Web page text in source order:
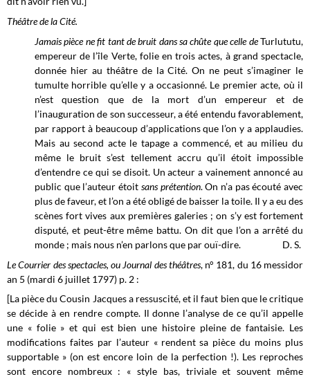
Théâtre de la Cité.
Jamais pièce ne fit tant de bruit dans sa chûte que celle deTurlututu,
empereur de l’île Verte, folie en trois actes, à grand spectacle,
donnée hier au théâtre de la Cité. On ne peut s’imaginer le
tumulte horrible qu’elle y a occasionné. Le premier acte, où il
n’est question que de la mort d’un empereur et de
l’inauguration de son successeur, a été entendu favorablement,
par rapport à beaucoup d’applications que l’on y a applaudies.
Mais au second acte le tapage a commencé, et au milieu du
même le bruit s’est tellement accru qu’il étoit impossible
d’entendre ce qui se disoit. Un acteur a vainement annoncé au
public que l’auteur étoit sans prétention. On n’a pas écouté avec
plus de faveur, et l’on a été obligé de baisser la toile. Il y a eu des
scènes fort vives aux premières galeries ; on s’y est fortement
disputé, et peut-être même battu. On dit que l’on a arrêté du
monde ; mais nous n’en parlons que par ouï-dire. D. S.
Le Courrier des spectacles, ou Journal des théâtres, n° 181, du 16 messidor
an 5 (mardi 6 juillet 1797) p. 2 :
[La pièce du Cousin Jacques a ressuscité, et il faut bien que le critique
se décide à en rendre compte. Il donne l’analyse de ce qu’il appelle
une « folie » et qui est bien une histoire pleine de fantaisie. Les
modifications faites par l’auteur « rendent sa pièce du moins plus
supportable » (on est encore loin de la perfection !). Les reproches
sont encore nombreux : « style bas, triviale et souvent même